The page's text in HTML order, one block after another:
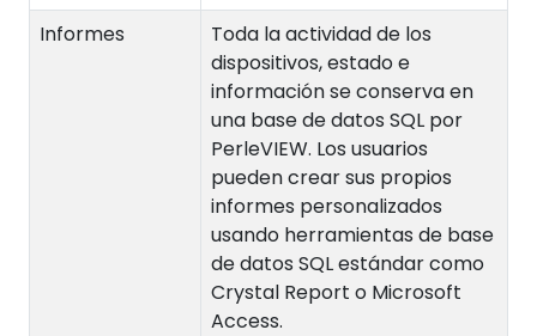
Informes
Toda la actividad de los
dispositivos, estado e
información se conserva en
una base de datos SQL por
PerleVIEW. Los usuarios
pueden crear sus propios
informes personalizados
usando herramientas de base
de datos SQL estándar como
Crystal Report o Microsoft
Access.